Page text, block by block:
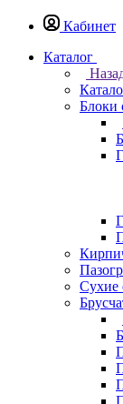
Кабинет
Каталог
Блоки
Сухие